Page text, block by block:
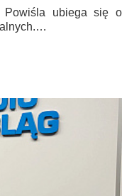
Powiśla ubiega się o